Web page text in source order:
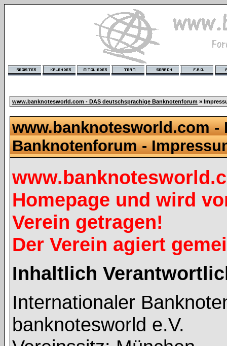
www.banknotesworld.com - DAS deutschsprachige Banknotenforum »
www.banknotesworld.com -
Banknotenforum -
Homepage und wird
Verein getragen!
Der Verein agiert
Inhaltlich
Internationaler
banknotesworld e.V.